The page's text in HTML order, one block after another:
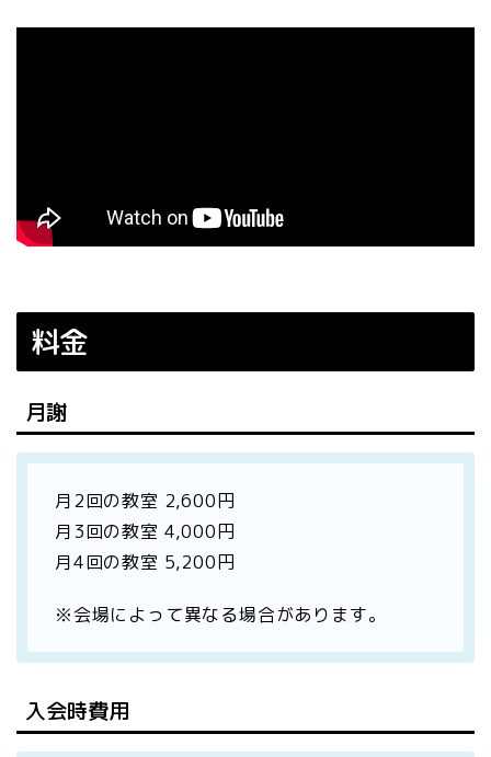
料金
月謝
月2回の教室 2,600円
月3回の教室 4,000円
月4回の教室 5,200円
※会場によって異なる場合があります。
入会時費用